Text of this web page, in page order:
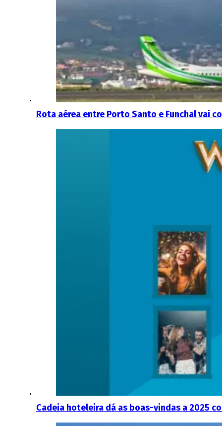
Rota aérea entre Porto Santo e Funchal vai
Cadeia hoteleira dá as boas-vindas a 2025